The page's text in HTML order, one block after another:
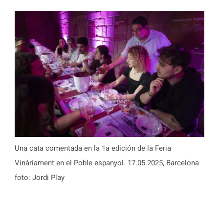
Una cata comentada en la 1a edición de la Feria
Vinàriament en el Poble espanyol. 17.05.2025, Barcelona
foto: Jordi Play